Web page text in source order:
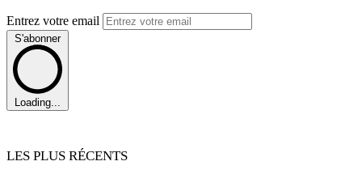
Entrez votre email
S'abonner
Loading...
LES PLUS RÉCENTS